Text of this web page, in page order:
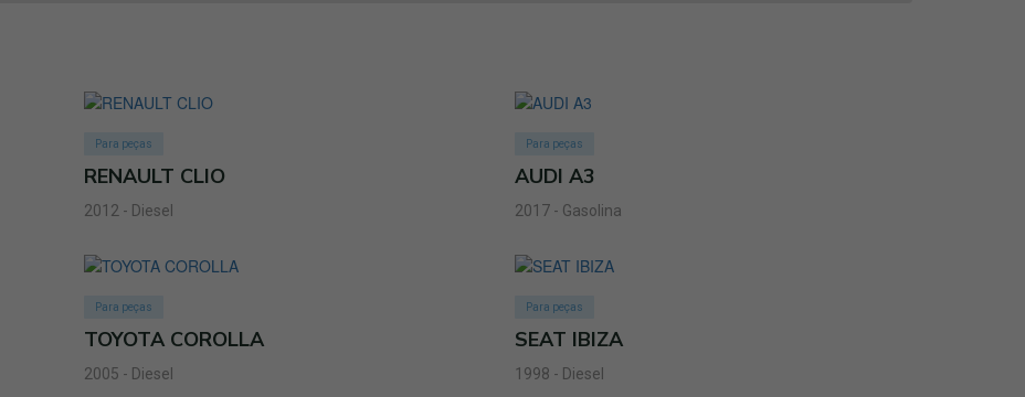
Para peças
RENAULT CLIO
2012 - Diesel
Para peças
AUDI A3
2017 - Gasolina
Para peças
TOYOTA COROLLA
2005 - Diesel
Para peças
SEAT IBIZA
1998 - Diesel